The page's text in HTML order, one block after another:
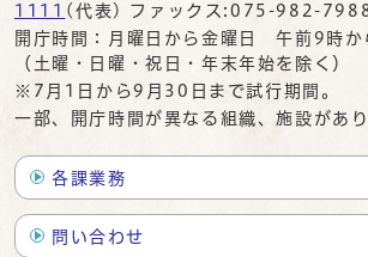
1111 (代表) ファックス:075-982-
開庁時間：月曜日から金曜日 午前9時
（土曜・日曜・祝日・年末年始を除く）
※7月1日から9月30日まで試行期間。
一部、開庁時間が異なる組織、施設があり
各課業務
問い合わせ